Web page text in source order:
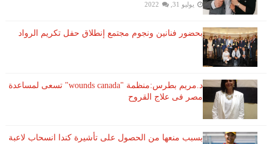
يوليو 31, 2022
بحضور فنانين ونجوم مجتمع إنطلاق حفل تكريم الرواد
د.مريم بطرس:منظمة "wounds canada" تسعى لمساعدة
مصر فى علاج القروح
بسبب منعها من الحصول على تأشيرة كندا انسحاب لاعبة ​